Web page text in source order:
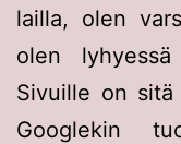
lailla, olen
olen
Sivuille on
Googlekin